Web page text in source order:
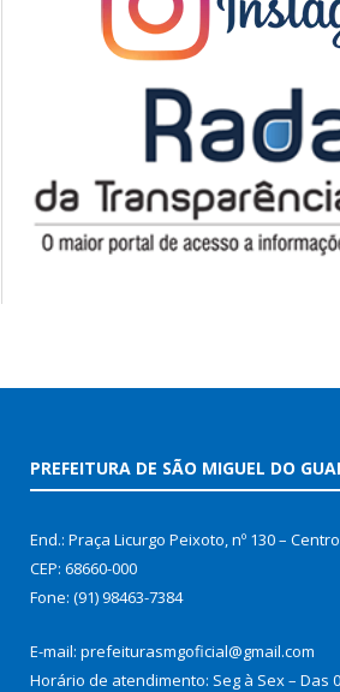
PREFEITURA DE SÃO MIGUEL DO
End.: Praça Licurgo Peixoto, nº 130 – Centro
CEP: 68660-000
Fone: (91) 98463-7384
E-mail: prefeiturasmgoficial@gmail.com
Horário de atendimento: Seg à Sex – Das